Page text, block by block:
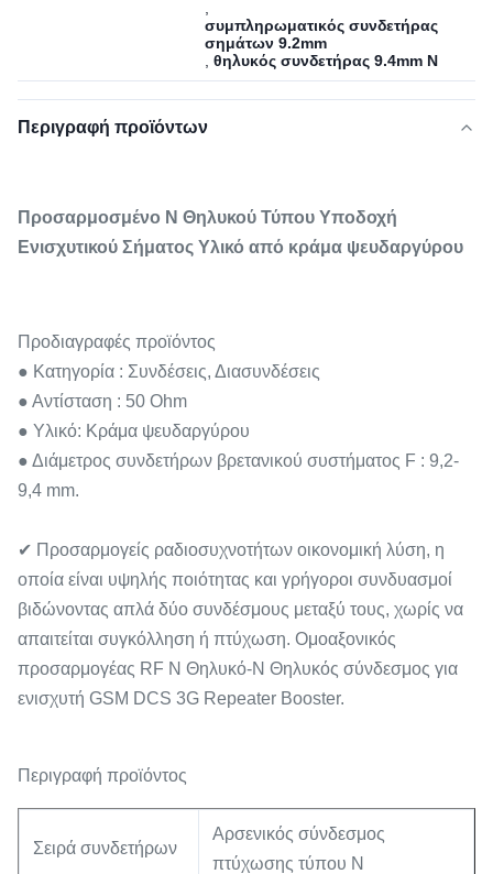
συμπληρωματικός συνδετήρας
σημάτων 9.2mm
θηλυκός συνδετήρας 9.4mm Ν
Περιγραφή προϊόντων
Προσαρμοσμένο N Θηλυκού Τύπου Υποδοχή
Ενισχυτικού Σήματος Υλικό από κράμα ψευδαργύρου
Προδιαγραφές προϊόντος
● Κατηγορία : Συνδέσεις, Διασυνδέσεις
● Αντίσταση : 50 Ohm
● Υλικό: Κράμα ψευδαργύρου
● Διάμετρος συνδετήρων βρετανικού συστήματος F : 9,2-
9,4 mm.
✔ Προσαρμογείς ραδιοσυχνοτήτων οικονομική λύση, η
οποία είναι υψηλής ποιότητας και γρήγοροι συνδυασμοί
βιδώνοντας απλά δύο συνδέσμους μεταξύ τους, χωρίς να
απαιτείται συγκόλληση ή πτύχωση. Ομοαξονικός
προσαρμογέας RF N Θηλυκό-N Θηλυκός σύνδεσμος για
ενισχυτή GSM DCS 3G Repeater Booster.
Περιγραφή προϊόντος
Σειρά συνδετήρων
Αρσενικός σύνδεσμος
πτύχωσης τύπου N